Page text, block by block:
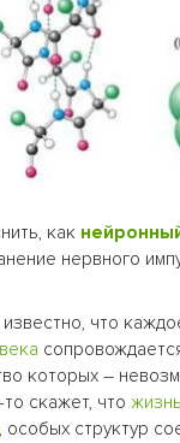
как
нервного
что
которых –
то скажет, что жизнь
, особых структур